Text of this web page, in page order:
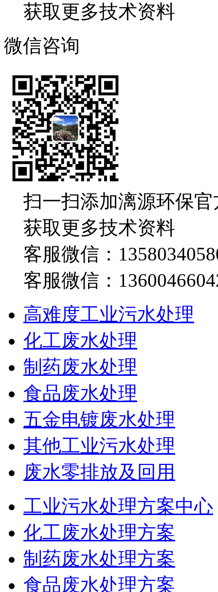
获取更多技术资料
微信咨询
扫一扫添加漓源环保
获取更多技术资料
客服微信：
客服微信：
高难度工业污水处理
化工废水处理
制药废水处理
食品废水处理
五金电镀废水处理
其他工业污水处理
废水零排放及回用
工业污水处理方案中心
化工废水处理方案
制药废水处理方案
食品废水处理方案